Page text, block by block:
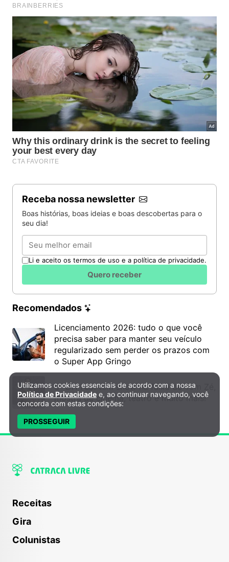
Receba nossa newsletter
Boas histórias, boas ideias e boas descobertas para o
seu dia!
Email
Li e aceito os termos de uso e a política de privacidade.
Quero receber
Recomendados
Licenciamento 2026: tudo o que você
precisa saber para manter seu veículo
regularizado sem perder os prazos com
o Super App Gringo
6º DH Fest tem show na faixa de Tom Zé,
mostra de cinema, teatro e muito mais!
Receitas
Gira
Colunistas
Política de Privacidade e Cookies
Utilizamos cookies essenciais de acordo com a nossa
Política de Privacidade e, ao continuar navegando, você
concorda com estas condições:
PROSSEGUIR